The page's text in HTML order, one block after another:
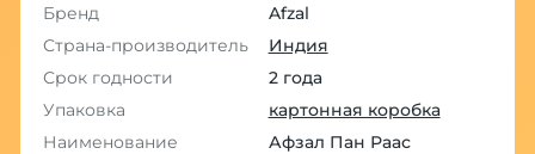
Бренд
Afzal
Страна-производитель
Индия
Срок годности
2 года
Упаковка
картонная коробка
Наименование
Афзал Пан Раас